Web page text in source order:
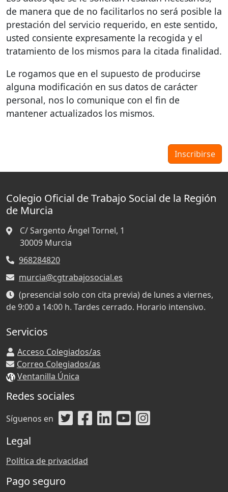
de manera que de no facilitarlos no será posible la
prestación del servicio requerido, en este sentido,
usted consiente expresamente la recogida y el
tratamiento de los mismos para la citada finalidad.
Le rogamos que en el supuesto de producirse
alguna modificación en sus datos de carácter
personal, nos lo comunique con el fin de
mantener actualizados los mismos.
Colegio Oficial de Trabajo Social de la Región
de Murcia
C/ Sargento Ángel Tornel, 1
30009 Murcia
968284820
murcia@cgtrabajosocial.es
(presencial solo con cita previa) de lunes a viernes,
de 9:00 a 14:00 h. Tardes cerrado. Horario intensivo.
Servicios
Acceso Colegiados/as
Correo Colegiados/as
Ventanilla Única
Redes sociales
Síguenos en
Legal
Política de privacidad
Pago seguro